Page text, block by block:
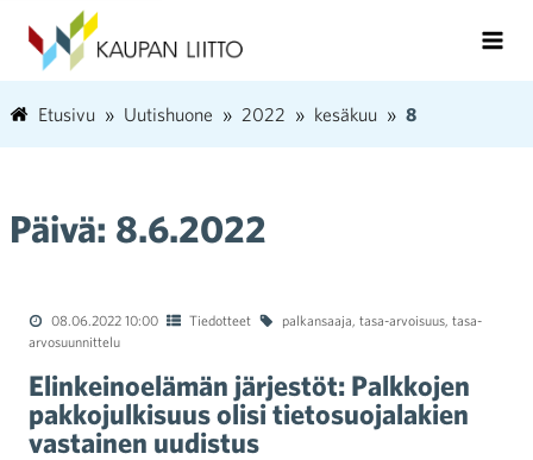
Etusivu Uutishuone 2022 kesäkuu 8
Päivä: 8.6.2022
08.06.2022 10:00 Tiedotteet palkansaaja, tasa-arvoisuus, tasa-
arvosuunnittelu
Elinkeinoelämän järjestöt: Palkkojen
pakkojulkisuus olisi tietosuojalakien
vastainen uudistus